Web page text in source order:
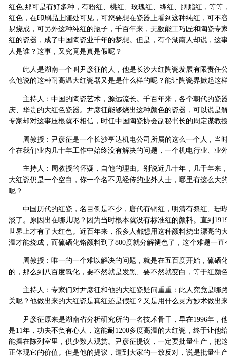
红色,那可是有好多种，有粉红、桃红、玫瑰红、绛红、胭脂红，等
红色，在印刷品上随处可见，可您要想在瓷器上看到这种纯红，可不
易烧成，可另外这种纯红的瓶子，千百年来，无数能工巧匠和陶瓷专
红的瓷器，成了中国陶瓷业千年的梦想。但是，有个湖南人却说，这
人是谁？这事，又究竟是真是假呢？
此人是湖南一个叫尹彦征的人，他是长沙大红陶瓷发展有限责任
么他说的这种耐高温大红瓷器又是是什么样的呢？能让陶瓷界掀起这
主持人：中国的陶瓷艺术，源远流长。千百年来，各个朝代的瓷
庆、华贵的大红色瓷器。尹彦征能够烧出这种颜色的瓷器，可以说是
专家却对这事压根就不相信，时任中国陶瓷协会副秘书长的周定谋教
周教授：尹彦征是一个长沙亨达机电公司所属的这么一个人，当
个在我们业内几十年工作中始终没有解决的问题，一个机电行业、业
主持人：周教授的怀疑，自他的理由。别说近几十年，几千年来
大红瓷仍是一个空白，你一个名不见经传的业外人士，哪里有这么大
呢？
中国历代的红瓷，名目倒是不少，唐代有铜红，明清有祭红、珊
淡了。原因出在哪儿呢？因为当时根本就没有标准红的颜料。直到
世界上才有了大红色。近百年来，很多人都想用这种颜料烧出漂亮的
温才能烧成，而硫硒化铬颜料到了800度就分解褪色了，这个难题一
周教授：唯一的一个难以解决的问题，就是在五百度开始，硫硒
的，那么到八百度氧化，要不然就是发黑、要不然就变白，等于红颜
主持人：专家们对尹彦征和他的大红瓷疑问重重：此人究竟是哪
关呢？他做出来的大红瓷是真红还是假红？又是用什么灵方妙术做出
尹彦征原来是湖南省分析研究所的一名技术骨干，早在1996年，
是11年，功夫不负有心人，这能耐1200多度高温的大红瓷，终于让
能摆在陈列室里，供少数人观赏。尹彦征提议，一定要批量生产，把
正体现它的价值。但是他的提议，遭到大家的一致反对，说是批量